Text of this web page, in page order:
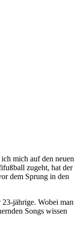
mich auf den neuen
zugeht, hat der
dem Sprung in den
jährige. Wobei man
Songs wissen